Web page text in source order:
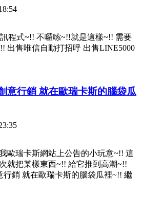
程式~!! 不囉嗦~!!就是這樣~!! 需要
出售唯信自動打招呼 出售LINE5000
意行銷 就在歐瑞卡斯的腦袋瓜
歐瑞卡斯網站上公告的小玩意~!! 這
就把某樣東西~!! 給它推到高潮~!!
行銷 就在歐瑞卡斯的腦袋瓜裡~!! 繼